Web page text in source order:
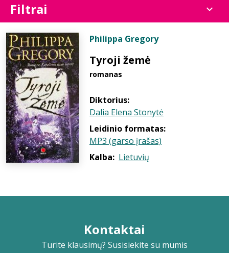
Filtrai
Philippa Gregory
Tyroji žemė
romanas
Diktorius:
Dalia Elena Stonytė
Leidinio formatas:
MP3 (garso įrašas)
Kalba: Lietuvių
Kontaktai
Turite klausimų? Susisiekite su mumis